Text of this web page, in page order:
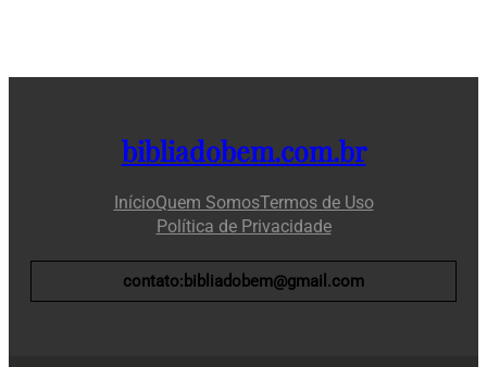
bibliadobem.com.br
InícioQuem SomosTermos de Uso
Política de Privacidade
contato:bibliadobem@gmail.com